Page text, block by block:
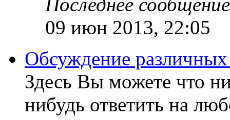
Последнее сообщение
09 июн 2013, 22:05
Обсуждение
Здесь Вы можете что
нибудь ответить на